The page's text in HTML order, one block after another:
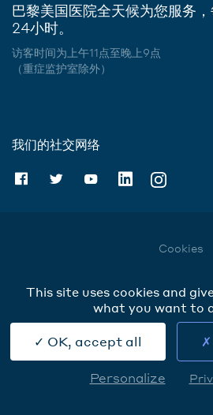
巴黎美国医院全天候为您服务
24小时。
访客时间为上午11点至晚上9点
（重症监护室除外）
我们的社交网络
Cookies
This site uses cookies and
what you want to
OK, accept all
Personalize